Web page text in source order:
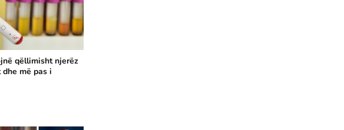
qëllimisht njerëz
më pas i